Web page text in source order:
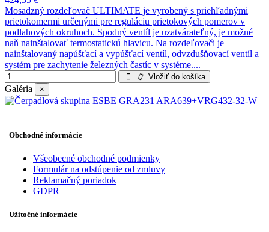
Mosadzný rozdeľovač ULTIMATE je vyrobený s priehľadnými
prietokomermi určenými pre reguláciu prietokových pomerov v
podlahových okruhoch. Spodný ventíl je uzatvárateľný, je možné
naň nainštalovať termostatickú hlavicu. Na rozdeľovači je
nainštalovaný napúšťací a vypúšťací ventíl, odvzdušňovací ventíl a
systém pre zachytenie železných častíc v systéme....
Vložiť do košíka
Galéria ×
Obchodné informácie
Všeobecné obchodné podmienky
Formulár na odstúpenie od zmluvy
Reklamačný poriadok
GDPR
Užitočné informácie